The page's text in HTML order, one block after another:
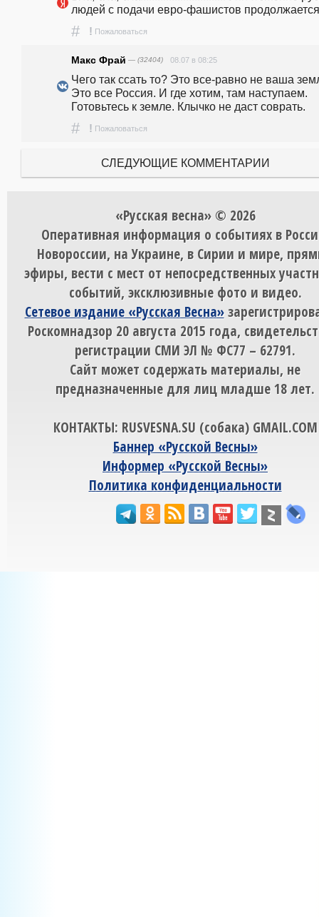
людей с подачи евро-фашистов
# ! Пожаловаться
Макс Фрай — (32404) 08.07 в 08:25
Чего так ссать то? Это все-равно не ваша
Это все Россия. И где хотим, там наступаем.
Готовьтесь к земле. Клычко не даст соврать.
# ! Пожаловаться
СЛЕДУЮЩИЕ КОММЕНТАРИИ
«Русская весна» © 2026
Оперативная информация о событиях в
Новороссии, на Украине, в Сирии и мире,
эфиры, вести с мест от непосредственных
событий, эксклюзивные фото и видео.
Сетевое издание «Русская Весна»
Роскомнадзор 20 августа 2015 года,
регистрации СМИ ЭЛ № ФС77 – 62791.
Сайт может содержать материалы, не
предназначенные для лиц младше 18 лет.
КОНТАКТЫ: RUSVESNA.SU (собака) GMAIL.COM
Баннер «Русской Весны»
Информер «Русской Весны»
Политика конфиденциальности